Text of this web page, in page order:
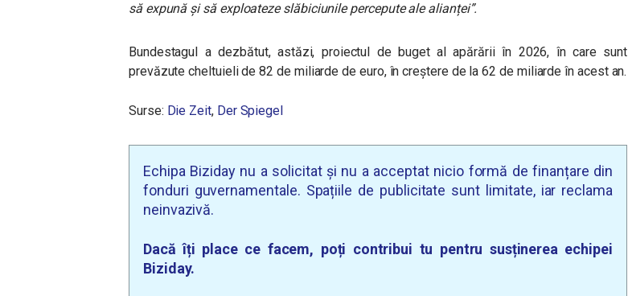
să expună și să exploateze slăbiciunile percepute ale alianței”.
Bundestagul a dezbătut, astăzi, proiectul de buget al apărării în 2026, în care sunt
prevăzute cheltuieli de 82 de miliarde de euro, în creștere de la 62 de miliarde în acest an.
Surse: Die Zeit, Der Spiegel
Echipa Biziday nu a solicitat și nu a acceptat nicio formă de finanțare din
fonduri guvernamentale. Spațiile de publicitate sunt limitate, iar reclama
neinvazivă.
Dacă îți place ce facem, poți contribui tu pentru susținerea echipei
Biziday.